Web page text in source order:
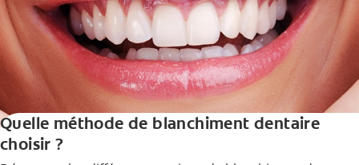
Quelle méthode de blanchiment dentaire
choisir ?